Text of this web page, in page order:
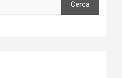
Cerca